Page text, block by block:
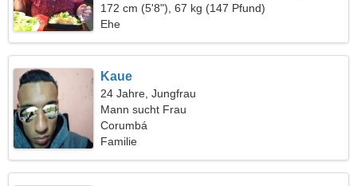
Campen
172 cm (5'8"), 67 kg (147 Pfund)
Ehe
Kaue
24 Jahre, Jungfrau
Mann sucht Frau
Corumbá
Familie